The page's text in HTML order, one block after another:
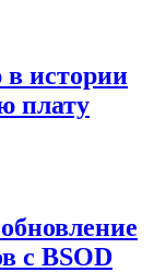
истории
плату
с BSOD